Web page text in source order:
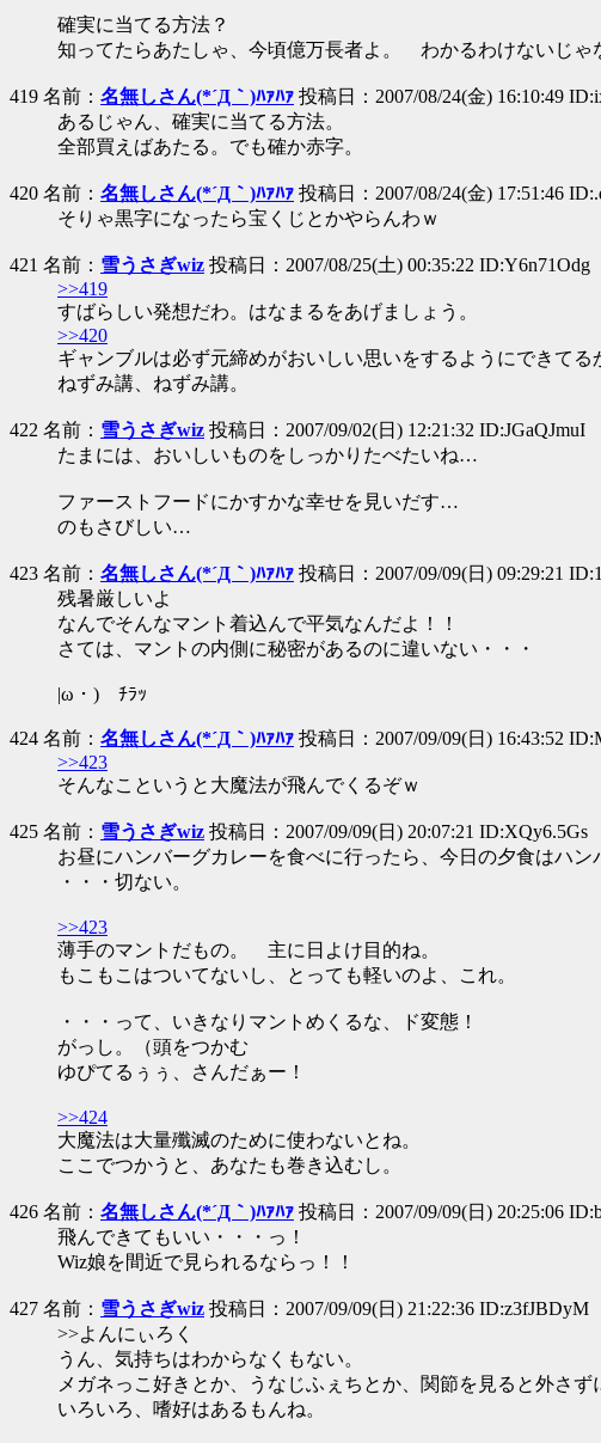
確実に当てる方法？
知ってたらあたしゃ、今頃億万長者よ。 わかるわけないじゃ
419 名前： 名無しさん(*´Д｀)ﾊｧﾊｧ 投稿日：2007/08/24(金) 16:10:49
あるじゃん、確実に当てる方法。
全部買えばあたる。でも確か赤字。
420 名前： 名無しさん(*´Д｀)ﾊｧﾊｧ 投稿日：2007/08/24(金) 17:51:46
そりゃ黒字になったら宝くじとかやらんわｗ
421 名前： 雪うさぎwiz 投稿日：2007/08/25(土) 00:35:22 ID:Y6n71Odg
>>419
すばらしい発想だわ。はなまるをあげましょう。
>>420
ギャンブルは必ず元締めがおいしい思いをするようにできてる
ねずみ講、ねずみ講。
422 名前： 雪うさぎwiz 投稿日：2007/09/02(日) 12:21:32 ID:JGaQJmuI
たまには、おいしいものをしっかりたべたいね…
ファーストフードにかすかな幸せを見いだす…
のもさびしい…
423 名前： 名無しさん(*´Д｀)ﾊｧﾊｧ 投稿日：2007/09/09(日) 09:29:21
残暑厳しいよ
なんでそんなマント着込んで平気なんだよ！！
さては、マントの内側に秘密があるのに違いない・・・
|ω・) ﾁﾗｯ
424 名前： 名無しさん(*´Д｀)ﾊｧﾊｧ 投稿日：2007/09/09(日) 16:43:52
>>423
そんなこというと大魔法が飛んでくるぞｗ
425 名前： 雪うさぎwiz 投稿日：2007/09/09(日) 20:07:21 ID:XQy6.5Gs
お昼にハンバーグカレーを食べに行ったら、今日の夕食はハン
・・・切ない。
>>423
薄手のマントだもの。 主に日よけ目的ね。
もこもこはついてないし、とっても軽いのよ、これ。
・・・って、いきなりマントめくるな、ド変態！
がっし。（頭をつかむ
ゆぴてるぅぅ、さんだぁー！
>>424
大魔法は大量殲滅のために使わないとね。
ここでつかうと、あなたも巻き込むし。
426 名前： 名無しさん(*´Д｀)ﾊｧﾊｧ 投稿日：2007/09/09(日) 20:25:06
飛んできてもいい・・・っ！
Wiz娘を間近で見られるならっ！！
427 名前： 雪うさぎwiz 投稿日：2007/09/09(日) 21:22:36 ID:z3fJBDyM
>>よんにぃろく
うん、気持ちはわからなくもない。
メガネっこ好きとか、うなじふぇちとか、関節を見ると外さず
いろいろ、嗜好はあるもんね。